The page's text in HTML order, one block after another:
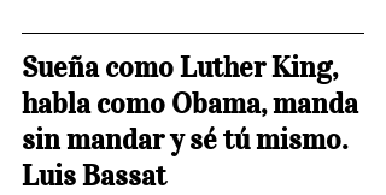
Sueña como Luther King,
habla como Obama, manda
sin mandar y sé tú mismo.
Luis Bassat